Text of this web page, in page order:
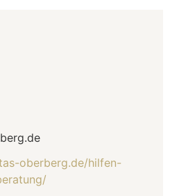
oberberg.de/hilfen-